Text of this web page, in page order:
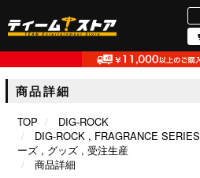
商品詳細
TOP
DIG-ROCK
DIG-ROCK
FRAGRANCE SERIES
ーズ
グッズ
受注生産
商品詳細